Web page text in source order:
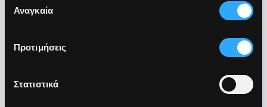
των υπηρεσιών τους.
συγκατάθεσης
Αναγκαία
Προτιμήσεις
Στατιστικά
μετασχηματισμό και τη σύγχρονη λειτουργία των